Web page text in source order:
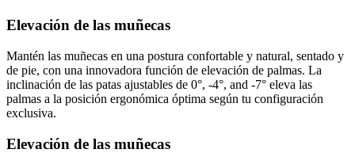
Elevación de las muñecas
Mantén las muñecas en una postura confortable y natural, sentado y
de pie, con una innovadora función de elevación de palmas. La
inclinación de las patas ajustables de 0°, -4°, and -7° eleva las
palmas a la posición ergonómica óptima según tu configuración
exclusiva.
Elevación de las muñecas